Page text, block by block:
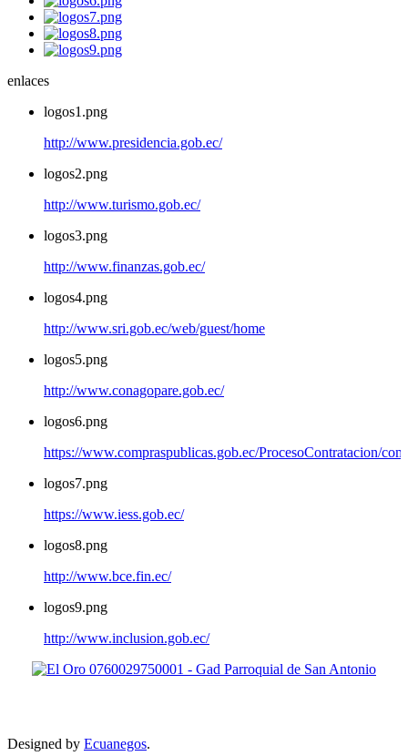
enlaces
logos1.png
http://www.presidencia.gob.ec/
logos2.png
http://www.turismo.gob.ec/
logos3.png
http://www.finanzas.gob.ec/
logos4.png
http://www.sri.gob.ec/web/guest/home
logos5.png
http://www.conagopare.gob.ec/
logos6.png
https://www.compraspublicas.gob.ec/ProcesoContratacion/
logos7.png
https://www.iess.gob.ec/
logos8.png
http://www.bce.fin.ec/
logos9.png
http://www.inclusion.gob.ec/
Designed by Ecuanegos.